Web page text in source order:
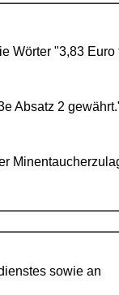
Wörter "3,83
Absatz 2
sowie an